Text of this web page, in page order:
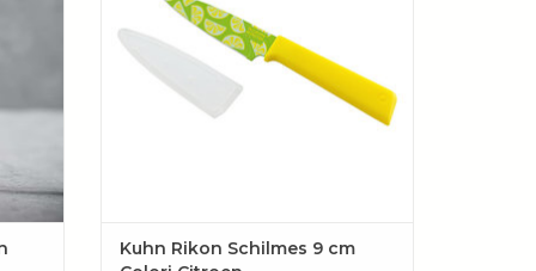
Kuhn Rikon Schilmes 9 cm